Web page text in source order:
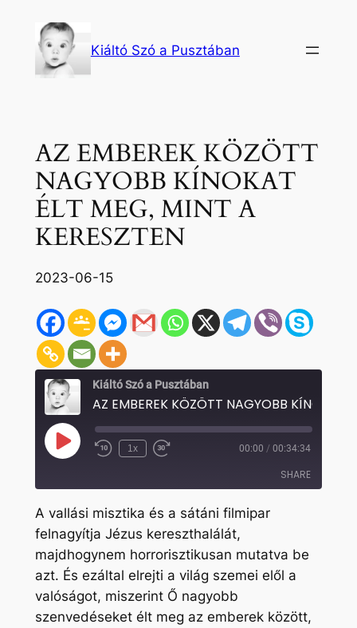
tartalomhoz
Kiáltó Szó a Pusztában
AZ EMBEREK KÖZÖTT
NAGYOBB KÍNOKAT
ÉLT MEG, MINT A
KERESZTEN
2023-06-15
Kiáltó Szó a Pusztában
Play
Episode Rewind
1x
Fast
seconds
00:00 / 00:34:34
SHARE
SHARE
LINK
EMBED
A vallási misztika és a sátáni filmipar
felnagyítja Jézus kereszthalálát,
majdhogynem horrorisztikusan mutatva be
azt. És ezáltal elrejti a világ szemei elől a
valóságot, miszerint Ő nagyobb
szenvedéseket élt meg az emberek között,